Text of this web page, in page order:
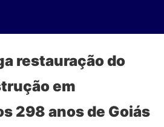
restauração do
em
298 anos de Goiás